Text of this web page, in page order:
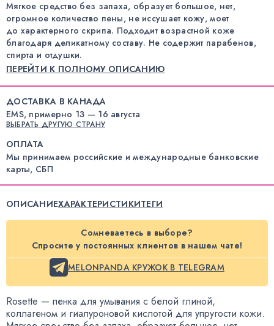
Мягкое средство без запаха, образует большое, нет,
огромное количество пены, не иссушает кожу, моет
до характерного скрипа. Подходит возрастной коже
благодаря деликатному составу. Не содержит парабенов,
спирта и отдушки.
ПЕРЕЙТИ К ПОЛНОМУ ОПИСАНИЮ
ДОСТАВКА В КАНАДА
EMS, примерно 13 — 16 августа
ВЫБРАТЬ ДРУГУЮ СТРАНУ
ОПЛАТА
Мы принимаем российские и международные банковские
карты, СБП
ОПИСАНИЕХАРАКТЕРИСТИКИТЕГИ
Сомневаетесь в выборе?
Спросите у постоянных клиентов в нашем чате!
MELONPANDA КРУЖОК В TELEGRAM
Rosette — пенка для умывания с белой глиной,
коллагеном и гиалуроновой кислотой для упругости кожи.